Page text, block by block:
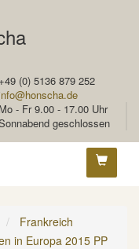
+49 (0) 5136 879 252
Mo - Fr 9.00 - 17.00 Uhr
geschlossen
Frankreich
in Europa 2015 PP